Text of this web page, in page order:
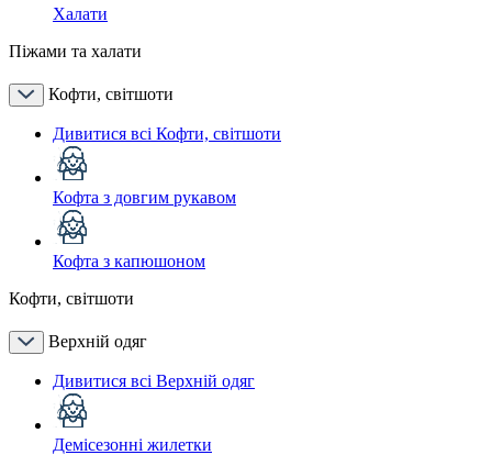
Халати
Піжами та халати
Кофти, світшоти
Дивитися всі Кофти, світшоти
Кофта з довгим рукавом
Кофта з капюшоном
Кофти, світшоти
Верхній одяг
Дивитися всі Верхній одяг
Демісезонні жилетки